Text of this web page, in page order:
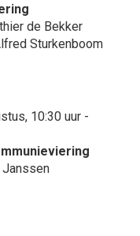
de Bekker
Sturkenboom
10:30 uur -
Janssen